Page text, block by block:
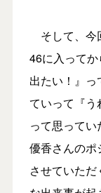
そして、今
46に入って
出たい！』
ていって『う
って思って
優香さんのポ
させていた